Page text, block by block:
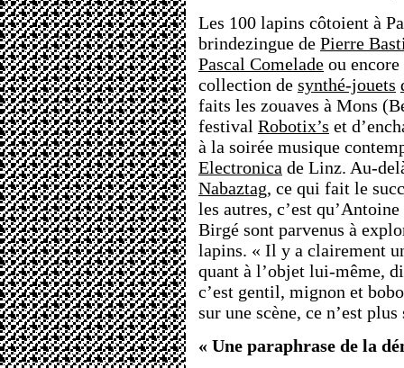
Les 100 lapins côtoient à
brindezingue de Pierre
Pascal Comelade ou
collection de synthé-jouets
faits les zouaves à Mons
festival Robotix’s et
à la soirée musique
Electronica de Linz. Au-
Nabaztag, ce qui fait le
les autres, c’est
Birgé sont parvenus à
lapins. « Il y a clairement
quant à l’objet lui-même,
c’est gentil, mignon et
sur une scène, ce n’est
« Une paraphrase de la